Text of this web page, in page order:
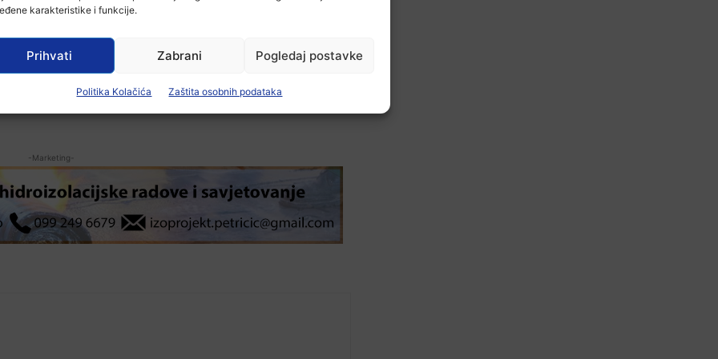
karakteristike i funkcije.
Prihvati Zabrani Pogledaj postavke
Politika Kolačića Zaštita osobnih podataka
treće životne dobi s područja Vukovara, a prijave se
umirovljenika invalida rada u Ulici 204. vukovarske
plaćaju samo 2 eura za ulaz, dok trošak
Grad Vukovar. Prilikom prve prijave potrebno je priložiti
te dokaz o ostvarivanju mirovine. Izlet u Bizovac
ovaj program provodi od 2016. godine
-Marketing-